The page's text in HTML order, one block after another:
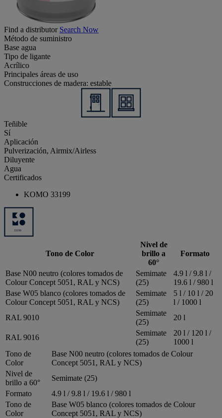
Find a distributor Search Now
Método de suministro
Base agua
Tipo de ligante
Acrílico
Principales áreas de uso
Construcciones de madera: estable
Teñible
Sí
Aplicación
Pulverización, Airmix/Airless
Diluyente
Agua
Certificados
KOMO 33199
Tono de Color
Nivel de
brillo a
60°
Formato
Base N00 neutro (colores tomados de
Colour Concept 5051, RAL y NCS)
Semimate
(25)
4.9 l / 9.8 l /
19.6 l / 980 l
Base W05 blanco (colores tomados de
Colour Concept 5051, RAL y NCS)
Semimate
(25)
5 l / 10 l / 20
l / 1000 l
RAL 9010
Semimate
(25)
20 l
RAL 9016
Semimate
(25)
20 l / 120 l /
1000 l
Tono de
Color
Base N00 neutro (colores tomados de Colour
Concept 5051, RAL y NCS)
Nivel de
brillo a 60°
Semimate (25)
Formato
4.9 l / 9.8 l / 19.6 l / 980 l
Tono de
Color
Base W05 blanco (colores tomados de Colour
Concept 5051, RAL y NCS)